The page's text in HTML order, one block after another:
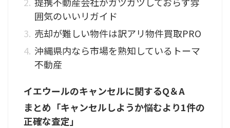
囲気のいいリガイド
売却が難しい物件は訳アリ物件買取PRO
沖縄県内なら市場を熟知しているトーマ
不動産
イエウールのキャンセルに関するQ＆A
まとめ「キャンセルしようか悩むより1件の
正確な査定」